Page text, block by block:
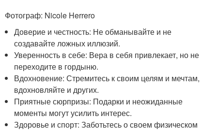
Фотограф: Nicole Herrero
Доверие и честность: Не обманывайте и не
создавайте ложных иллюзий.
Уверенность в себе: Вера в себя привлекает, но не
переходите в гордыню.
Вдохновение: Стремитесь к своим целям и мечтам,
вдохновляйте и других.
Приятные сюрпризы: Подарки и неожиданные
моменты могут усилить интерес.
Здоровье и спорт: Заботьтесь о своем физическом